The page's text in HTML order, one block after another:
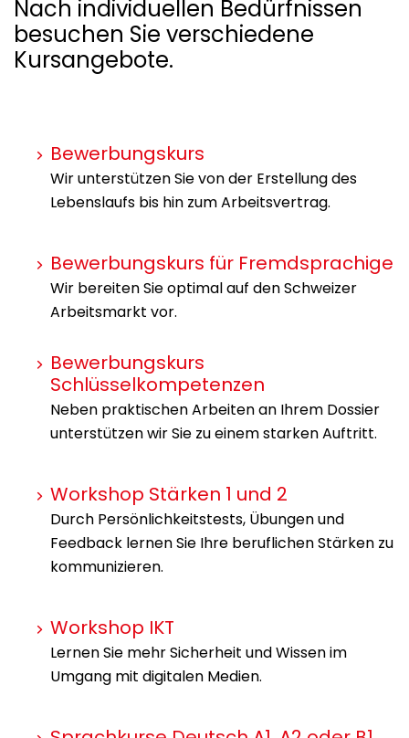
Nach individuellen Bedürfnissen
besuchen Sie verschiedene
Kursangebote.
Bewerbungskurs
Wir unterstützen Sie von der Erstellung des
Lebenslaufs bis hin zum Arbeitsvertrag.
Bewerbungskurs für Fremdsprachige
Wir bereiten Sie optimal auf den Schweizer
Arbeitsmarkt vor.
Bewerbungskurs
Schlüsselkompetenzen
Neben praktischen Arbeiten an Ihrem Dossier
unterstützen wir Sie zu einem starken Auftritt.
Workshop Stärken 1 und 2
Durch Persönlichkeitstests, Übungen und
Feedback lernen Sie Ihre beruflichen Stärken zu
kommunizieren.
Workshop IKT
Lernen Sie mehr Sicherheit und Wissen im
Umgang mit digitalen Medien.